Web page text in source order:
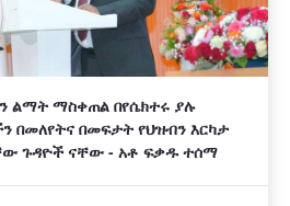
ልማት ማስቀጠል በየሴክተሩ ያሉ
በመለየትና በመፍታት የህዝብን እርካታ
ጉዳዮች ናቸው - አቶ ፍቃዱ ተሰማ